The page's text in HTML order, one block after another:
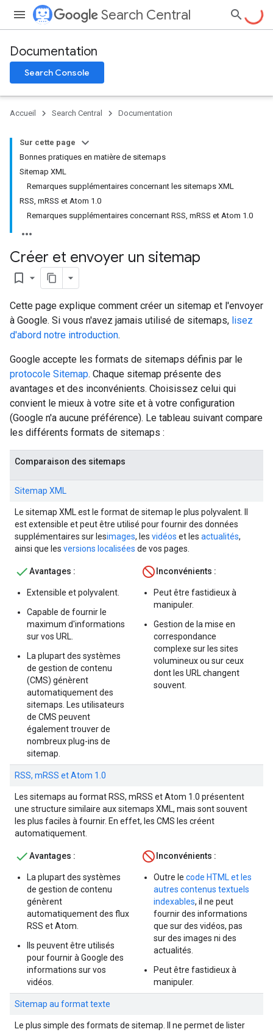
Search Central
Documentation
Search Console
Accueil Search Central Documentation
Sur cette page
Bonnes pratiques en matière de sitemaps
Sitemap XML
Remarques supplémentaires concernant les sitemaps XML
RSS, mRSS et Atom 1.0
Remarques supplémentaires concernant RSS, mRSS et Atom 1.0
Créer et envoyer un sitemap
bookmark_border
Cette page explique comment créer un sitemap et l'envoyer
à Google. Si vous n'avez jamais utilisé de sitemaps, lisez
d'abord notre introduction.
Google accepte les formats de sitemaps définis par le
protocole Sitemap. Chaque sitemap présente des
avantages et des inconvénients. Choisissez celui qui
convient le mieux à votre site et à votre configuration
(Google n'a aucune préférence). Le tableau suivant compare
les différents formats de sitemaps :
Comparaison des sitemaps
Sitemap XML
Le sitemap XML est le format de sitemap le plus polyvalent. Il
est extensible et peut être utilisé pour fournir des données
supplémentaires sur lesimages, les vidéos et les actualités,
ainsi que les versions localisées de vos pages.
Avantages :
Extensible et polyvalent.
Capable de fournir le
maximum d'informations
sur vos URL.
La plupart des systèmes
de gestion de contenu
(CMS) génèrent
automatiquement des
sitemaps. Les utilisateurs
de CMS peuvent
également trouver de
nombreux plug-ins de
sitemap.
Inconvénients :
Peut être fastidieux à
manipuler.
Gestion de la mise en
correspondance
complexe sur les sites
volumineux ou sur ceux
dont les URL changent
souvent.
RSS, mRSS et Atom 1.0
Les sitemaps au format RSS, mRSS et Atom 1.0 présentent
une structure similaire aux sitemaps XML, mais sont souvent
les plus faciles à fournir. En effet, les CMS les créent
automatiquement.
Avantages :
La plupart des systèmes
de gestion de contenu
génèrent
automatiquement des flux
RSS et Atom.
Ils peuvent être utilisés
pour fournir à Google des
informations sur vos
vidéos.
Inconvénients :
Outre le code HTML et les
autres contenus textuels
indexables, il ne peut
fournir des informations
que sur des vidéos, pas
sur des images ni des
actualités.
Peut être fastidieux à
manipuler.
Sitemap au format texte
Le plus simple des formats de sitemap. Il ne permet de lister